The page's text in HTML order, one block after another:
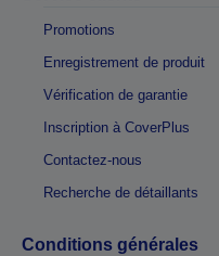
Promotions
Enregistrement de produit
Vérification de garantie
Inscription à CoverPlus
Contactez-nous
Recherche de détaillants
Conditions générales